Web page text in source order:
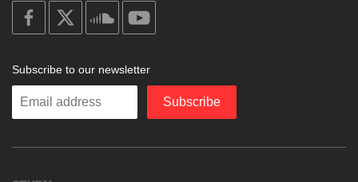
on
facebook
soundcloud
Subscribe to our newsletter
Enter
Subscribe